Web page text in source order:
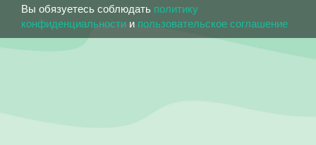
Вы обязуетесь соблюдать политику
конфиденциальности и пользовательское соглашение